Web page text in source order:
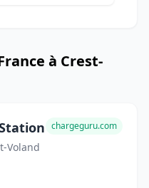
à Crest-
Voland
chargeguru.com